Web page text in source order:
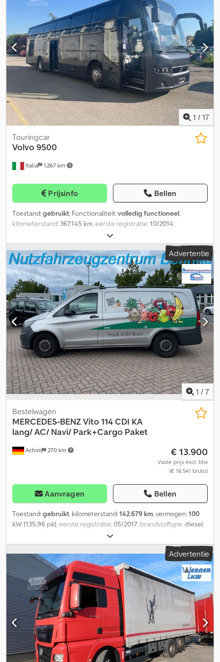
van de eerste eigenaar. 80 zitplaatsen, automaat, volledige
uitrusting, airconditioning, Euro 4, roetfilter. Netto prijs: 59.000
euro. U kunt zelf de optische en technische staat ter plaatse
beoordelen. Wij ondersteunen u bij de export met originele
documenten voor de typegoedkeuring in het betreffende land,
een verklaring van de leverancier, het opstellen van de
uitvoerdocumenten en eventueel het aanvragen van een
douanekenmerk. -Een bezichtiging en proefrit is op elk moment
mogelijk, ook in het weekend, na telefonische afspraak! Inruil en
transport van het voertuig op aanvraag. Bezoek onze Facebook-
pagina. Csdpfoxunaxsx Amgsrf
1 / 17
Italia 1.267 km
Touringcar
Volvo9500
Prijsinfo Bellen
Toestand:gebruikt, Functionaliteit:volledig functioneel,
kilometerstand: 367.145 km, eerste registratie:10/2014,
, aantal zitplaatsen:
kleur:zwart, bandenmaten:295/80 R22.5, Bouwjaar:2014,
machine-/voertuignummer:YV3S5P724E1168379 , Uitrusting:ABS,
airconditioning, badkamer, cruise control, Het voertuig is
beschikbaar tegen de Nu kopen-prijs, of u kunt uw eigen bod
uitbrengen en een onderhandeling starten. Csdpfx Asznc
Rxsmgerf
Advertentie
1 / 7
Achim 270 km
Bestelwagen
MERCEDES-BENZVito 114 CDI KA
lang/ AC/ Navi/ Park+Cargo Paket
€ 13.900
Vaste prijs excl. btw
(€ 16.541 bruto)
Aanvragen Bellen
Toestand:gebruikt, kilometerstand:142.679 km, vermogen:100
kW (135,96 pk), eerste registratie:05/2017, brandstoftype:diesel,
, volgende keuring (TÜV):
zilver, soort overbrenging:mechanisch, emissieklasse:Euro 6,
aantal zitplaatsen:3, Bouwjaar:2017, Uitrusting:ABS,
airconditioning, centrale vergrendeling, elektronisch
stabiliteitsprogramma (ESP), navigatiesysteem, roetfilter,
Uitrusting: * Carrosserie/opbouw: bestelwagen "lang", *
Airconditioning, * Warmtewerend glas, * Verwarmde
bestuurdersstoel, * Dubbele passagiersbank, * Uitvoering: Easy
Cargo, * Houten vloer, * Bekleding van de laadruimte, * Dakrails, *
Scheidingswand van de laadruimte met schuifraam, *
Achterkleppen die 270 graden openen, Techniek: Crjdpszk Sg
Iefx Amgjf * MB radio/navigatie, * Bluetools, * Stuurwiel met
multifunctionele bediening inclusief boordcomputer, *
Advertentie